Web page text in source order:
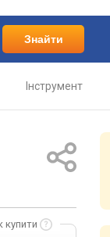
Знайти
Інструмент
купити